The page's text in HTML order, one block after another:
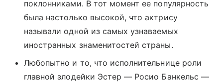
поклонниками. В тот момент ее популярность
была настолько высокой, что актрису
называли одной из самых узнаваемых
иностранных знаменитостей страны.
Любопытно и то, что исполнительнице роли
главной злодейки Эстер — Росио Банкельс —